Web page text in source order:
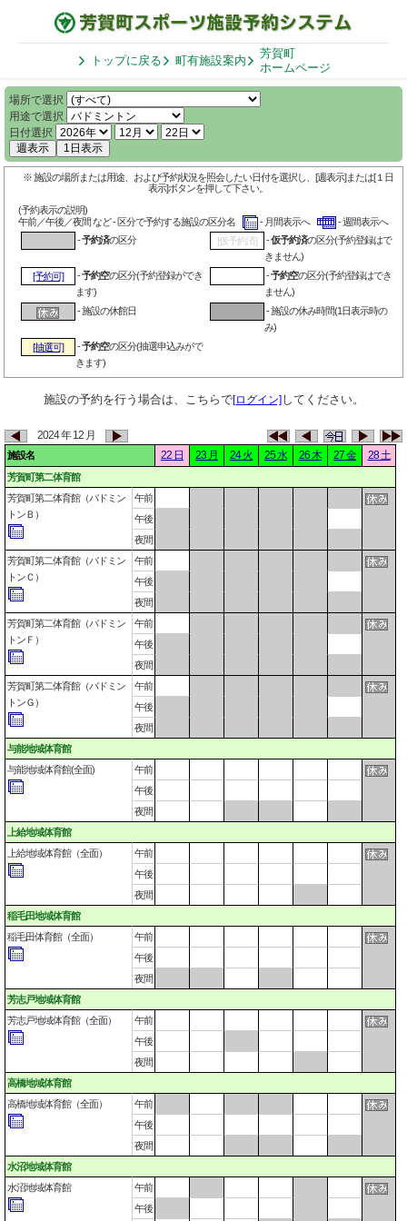
トップに戻る 町有施設案内
芳賀町
ホームページ
場所で選択
用途で選択
日付選択
週表示
1日表示
※ 施設の場所または用途、および予約状況を照会したい日付を選択し、[週表示]または[１日
表示]ボタンを押して下さい。
(予約表示の説明)
午前／午後／夜間 など - 区分で予約する施設の区分名
- 月間表示へ
- 週間表示へ
-予約済の区分 [仮予約済] -仮予約済の区分(予約登録はで
きません)
[予約可]
-予約空の区分(予約登録ができ
ます)
-予約空の区分(予約登録はでき
ません)
- 施設の休館日
- 施設の休み時間(1日表示時の
み)
[抽選可]
-予約空の区分(抽選申込みがで
きます)
施設の予約を行う場合は、こちらで[ログイン]してください。
2024 年 12 月
施設名 22 日 23 月 24 火 25 水 26 木 27 金 28 土
芳賀町第二体育館
芳賀町第二体育館（バドミン
トンＢ）
午前
午後
夜間
芳賀町第二体育館（バドミン
トンＣ）
午前
午後
夜間
芳賀町第二体育館（バドミン
トンＦ）
午前
午後
夜間
芳賀町第二体育館（バドミン
トンＧ）
午前
午後
夜間
与能地域体育館
与能地域体育館(全面)
午前
午後
夜間
上給地域体育館
上給地域体育館（全面）
午前
午後
夜間
稲毛田地域体育館
稲毛田体育館（全面）
午前
午後
夜間
芳志戸地域体育館
芳志戸地域体育館（全面）
午前
午後
夜間
高橋地域体育館
高橋地域体育館（全面）
午前
午後
夜間
水沼地域体育館
水沼地域体育館
午前
午後